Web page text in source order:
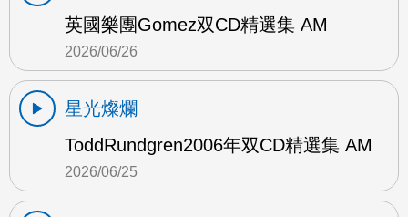
英國樂團Gomez双CD精選集 AM
2026/06/26
星光燦爛
ToddRundgren2006年双CD精選集 AM
2026/06/25